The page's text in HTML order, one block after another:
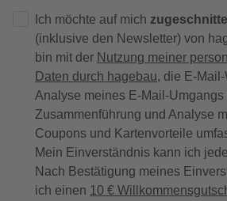
Ich möchte auf mich
(inklusive den Newsletter) von
bin mit der Nutzung meiner
Daten durch hagebau, die E-
Analyse meines E-Mail-Umgangs
Zusammenführung und Analyse
Coupons und Kartenvorteile
Mein Einverständnis kann ich
Nach Bestätigung meines
ich einen 10 €